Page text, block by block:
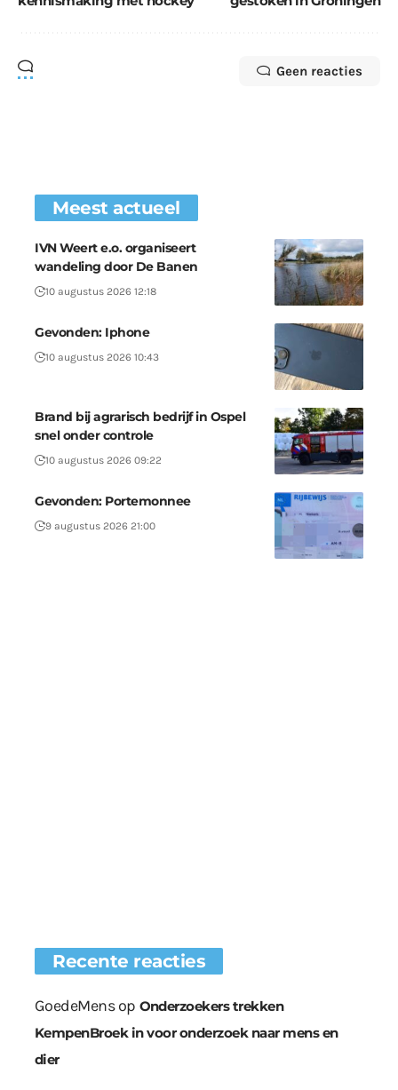
Geen reacties
Meest actueel
IVN Weert e.o. organiseert
wandeling door De Banen
10 augustus 2026 12:18
Gevonden: Iphone
10 augustus 2026 10:43
Brand bij agrarisch bedrijf in Ospel
snel onder controle
10 augustus 2026 09:22
Gevonden: Portemonnee
9 augustus 2026 21:00
Recente reacties
GoedeMensop Onderzoekers trekken
KempenBroek in voor onderzoek naar mens en
dier